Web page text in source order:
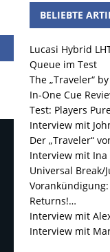
BELIEBTE
Lucasi Hybrid
Queue im Test
The „Traveler“
In-One Cue
Test: Players
Interview mit
Der „Traveler“
Interview mit Ina
Universal Break/
Returns!…
Interview mit
Interview mit